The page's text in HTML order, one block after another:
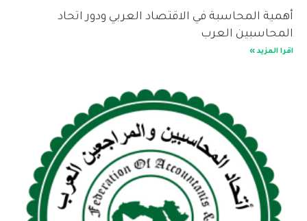
أهمية المحاسبة في الاقتصاد العربي ودور اتحاد
المحاسبين العرب
اقرا المزيد »